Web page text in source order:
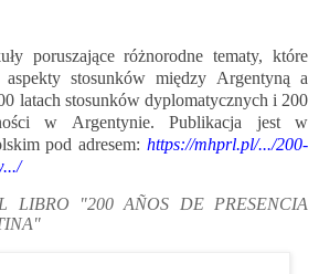
poruszające różnorodne tematy, które
stosunków między Argentyną a
latach stosunków dyplomatycznych i 200
w Argentynie. Publikacja jest w
pod adresem: https://mhprl.pl/.../200-
LIBRO "200 AÑOS DE PRESENCIA